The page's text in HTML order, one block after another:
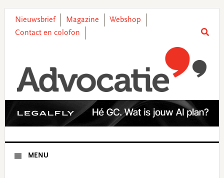
primary
main
primary
footer
Nieuwsbrief Magazine
Webshop
Contact en colofon
MENU